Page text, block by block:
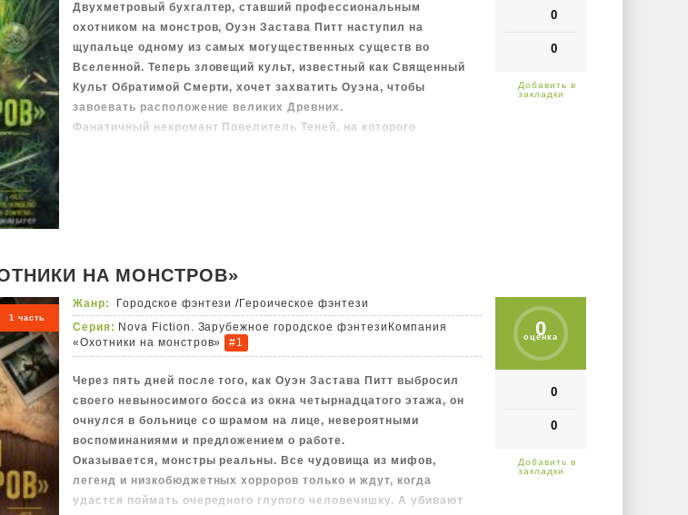
0
0
Двухметровый бухгалтер, ставший профессиональным
охотником на монстров, Оуэн Застава Питт наступил на
щупальце одному из самых могущественных существ во
Вселенной. Теперь зловещий культ, известный как Священный
Культ Обратимой Смерти, хочет захватить Оуэна, чтобы
завоевать расположение великих Древних.
Фанатичный некромант Повелитель Теней, на которого
НА МОНСТРОВ»
1 часть 0
оценка
0
0
Жанр: Городское фэнтези /Героическое фэнтези
Серия: Nova Fiction. Зарубежное городское фэнтези Компания
«Охотники на монстров»
#1
Через пять дней после того, как Оуэн Застава Питт выбросил
своего невыносимого босса из окна четырнадцатого этажа, он
очнулся в больнице со шрамом на лице, невероятными
воспоминаниями и предложением о работе.
Оказывается, монстры реальны. Все чудовища из мифов,
легенд и низкобюджетных хорроров только и ждут, когда
удастся поймать очередного глупого человечишку. А убивают